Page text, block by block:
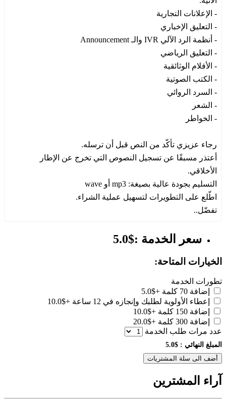
- الإعلانات التجارية
- التعليق الإخباري
- أنظمة الرد الآلي IVR والـ Announcement
- التعليق الرياضي
- الأفلام الوثائقية
- الكتب الصوتية
- السرد الروائي
- الشعر
- الخواطر
رجاء عزيزي تأكّد من النص قبل أن ترسله.
أعتذر مسبقًا عن تسجيل النصوص التي تخرج عن الإطار
الأخلاقي.
التسليم بجودة عالية بصيغة: mp3 أو wave
اطّلع على التطويرات لتسهيل عملية الشراء.
تفضّل..
سعر الخدمة :$5.0
الخيارات المتاحة:
تطورات الخدمة
إضافة 70 كلمة
+$5.0
إعطاء الأولوية لطلبك وإنجازه في 12 ساعة
+$10.0
إضافة 150 كلمة
+$10.0
إضافة 300 كلمة
+$20.0
عدد مرات طلب الخدمة
المبلغ النهائي : $5.0
أضف الى سلة المشتريات
آراء المشترين